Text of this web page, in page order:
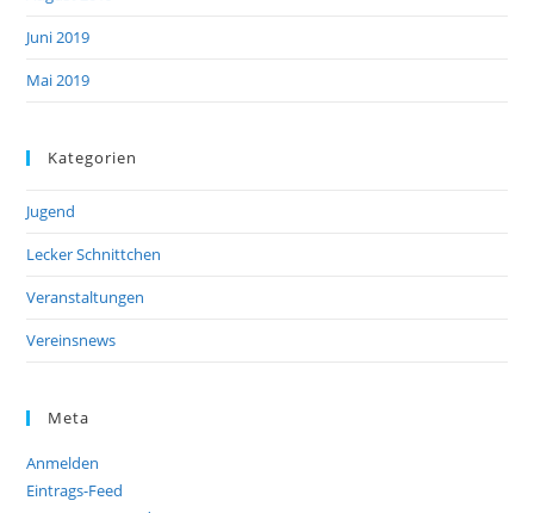
Juni 2019
Mai 2019
Kategorien
Jugend
Lecker Schnittchen
Veranstaltungen
Vereinsnews
Meta
Anmelden
Eintrags-Feed